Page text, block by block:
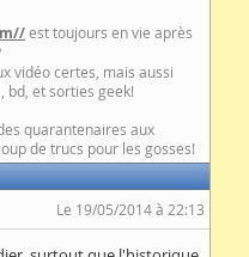
est toujours en vie après
vidéo certes, mais aussi
bd, et sorties geek!
quarantenaires aux
de trucs pour les gosses!
Le 19/05/2014 à 22:13